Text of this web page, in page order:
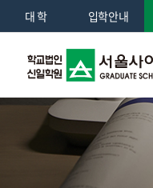
대 학 입학안내